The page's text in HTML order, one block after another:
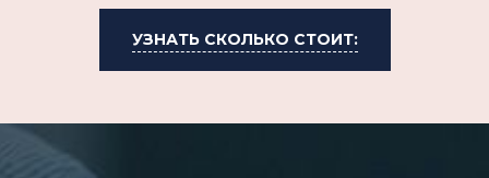
УЗНАТЬ СКОЛЬКО СТОИТ: